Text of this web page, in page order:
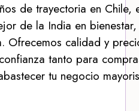
de trayectoria en Chile,
de la India en
Ofrecemos calidad y
tanto para
tu negocio